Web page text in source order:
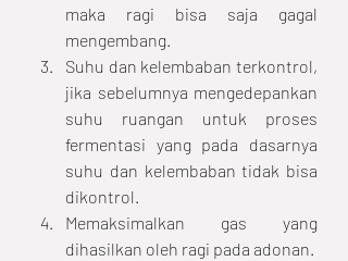
maka ragi bisa saja gagal
mengembang.
Suhu dan kelembaban terkontrol,
jika sebelumnya mengedepankan
suhu ruangan untuk proses
fermentasi yang pada dasarnya
suhu dan kelembaban tidak bisa
dikontrol.
Memaksimalkan gas yang
dihasilkan oleh ragi pada adonan.